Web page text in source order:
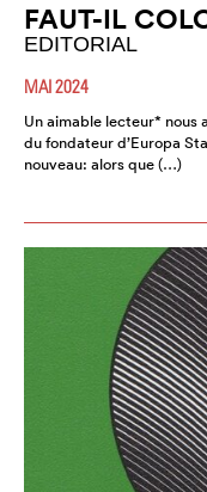
FAUT-IL
EDITORIAL
MAI 2024
Un aimable lecteur* nous
du fondateur d’Europa
nouveau: alors que (…)